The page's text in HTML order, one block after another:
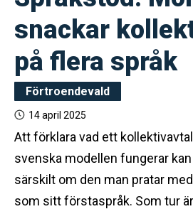
snackar
på flera språk
Förtroendevald
14 april 2025
Att förklara vad ett
svenska modellen fungerar
särskilt om den man pratar
som sitt förstaspråk. Som tur